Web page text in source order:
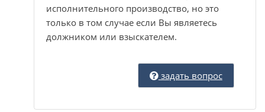
исполнительного производство, но это
только в том случае если Вы являетесь
должником или взыскателем.
задать вопрос